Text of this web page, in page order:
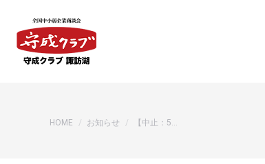
You are here:
HOME お知らせ 【中止：5…